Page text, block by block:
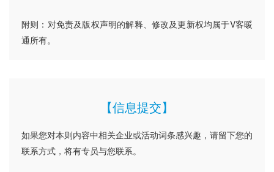
附则：对免责及版权声明的解释、修改及更新权均属于V客暖
通所有。